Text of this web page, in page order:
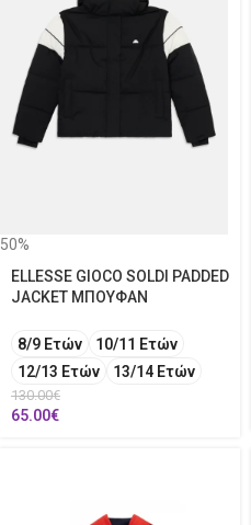
50%
ELLESSE GIOCO SOLDI PADDED
JACKET ΜΠΟΥΦΑΝ
8/9 Ετών
10/11 Ετών
12/13 Ετών
13/14 Ετών
130.00€
65.00€